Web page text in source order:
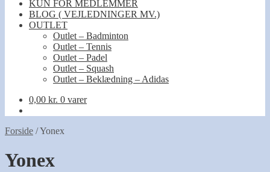
KUN FOR MEDLEMMER
BLOG ( VEJLEDNINGER MV.)
OUTLET
Outlet – Badminton
Outlet – Tennis
Outlet – Padel
Outlet – Squash
Outlet – Beklædning – Adidas
0,00 kr. 0 varer
Forside /Yonex
Yonex